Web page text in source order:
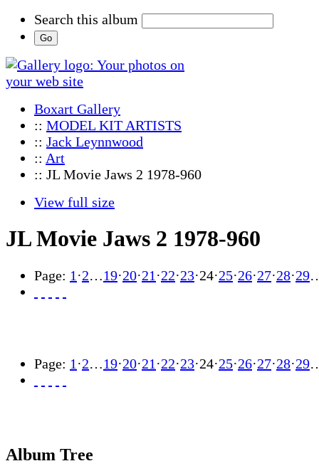
Search this album
Boxart Gallery
:: MODEL KIT ARTISTS
:: Jack Leynnwood
:: Art
:: JL Movie Jaws 2 1978-960
View full size
JL Movie Jaws 2 1978-960
Page: 1 ·2…19·20·21 ·22·23·24·25·26·27·28·29
Page: 1 ·2…19·20·21 ·22·23·24·25·26·27·28·29
Album Tree